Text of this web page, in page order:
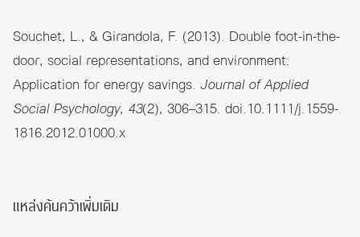
Souchet, L., & Girandola, F. (2013). Double foot-in-the-
door, social representations, and environment:
Application for energy savings. Journal of Applied
Social Psychology, 43(2), 306–315. doi.10.1111/j.1559-
1816.2012.01000.x
แหล่งค้นคว้าเพิ่มเติม